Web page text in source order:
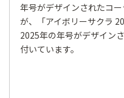
年号がデザインされたコ
が、「アイボリーサクラ
2025年の年号がデザイン
付いています。